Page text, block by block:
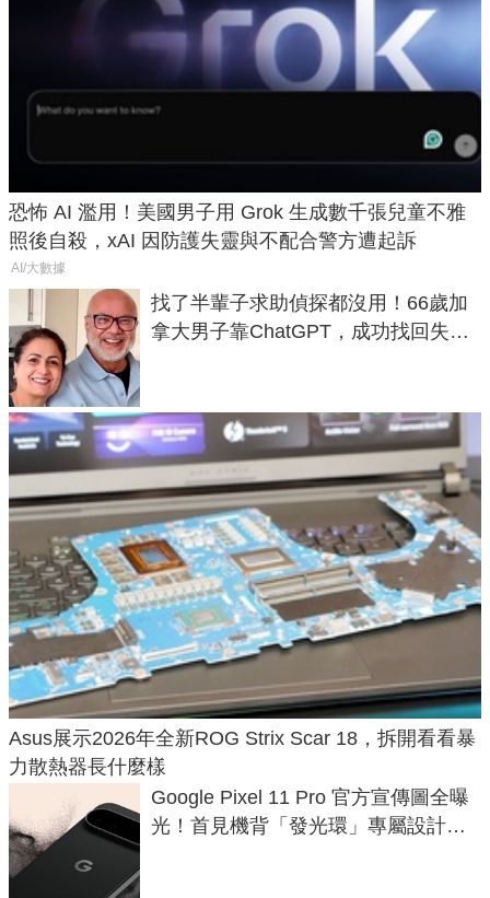
恐怖 AI 濫用！美國男子用 Grok 生成數千張兒童不雅
照後自殺，xAI 因防護失靈與不配合警方遭起訴
AI/大數據
找了半輩子求助偵探都沒用！66歲加
拿大男子靠ChatGPT，成功找回失散
Asus展示2026年全新ROG Strix Scar 18，拆開看看暴
力散熱器長什麼樣
Google Pixel 11 Pro 官方宣傳圖全曝
光！首見機背「發光環」專屬設計、